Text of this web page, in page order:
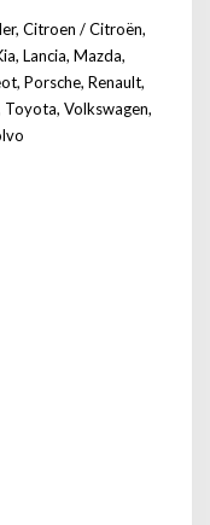
, Citroen / Citroën,
, Lancia, Mazda,
, Porsche, Renault,
Toyota, Volkswagen,